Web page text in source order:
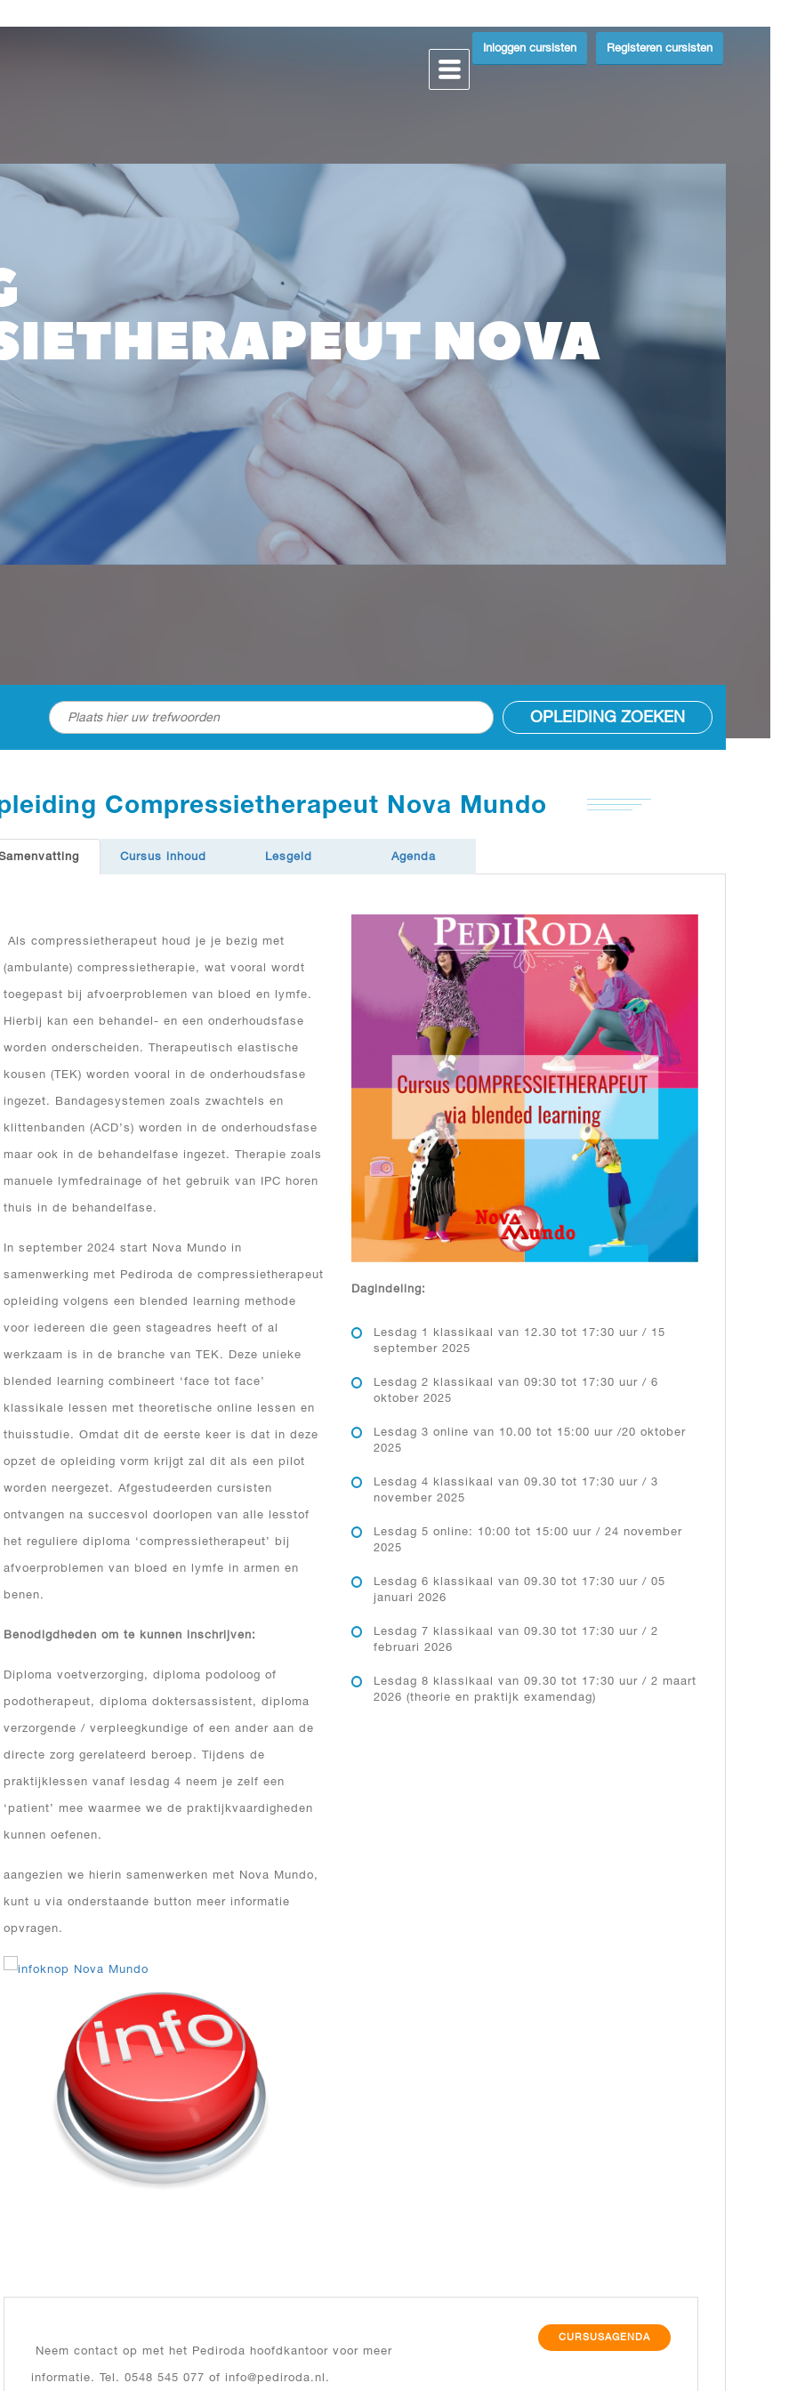
Inloggen cursisten Registeren cursisten
NOVA
OPLEIDING ZOEKEN
Compressietherapeut Nova Mundo
Cursus inhoud Lesgeld Agenda
Als compressietherapeut houd je je bezig met
(ambulante) compressietherapie, wat vooral wordt
toegepast bij afvoerproblemen van bloed en lymfe.
Hierbij kan een behandel- en een onderhoudsfase
worden onderscheiden. Therapeutisch elastische
kousen (TEK) worden vooral in de onderhoudsfase
ingezet. Bandagesystemen zoals zwachtels en
klittenbanden (ACD’s) worden in de onderhoudsfase
maar ook in de behandelfase ingezet. Therapie zoals
manuele lymfedrainage of het gebruik van IPC horen
thuis in de behandelfase.
In september 2024 start Nova Mundo in
samenwerking met Pediroda de compressietherapeut
opleiding volgens een blended learning methode
voor iedereen die geen stageadres heeft of al
werkzaam is in de branche van TEK. Deze unieke
blended learning combineert ‘face tot face’
klassikale lessen met theoretische online lessen en
thuisstudie. Omdat dit de eerste keer is dat in deze
opzet de opleiding vorm krijgt zal dit als een pilot
worden neergezet. Afgestudeerden cursisten
ontvangen na succesvol doorlopen van alle lesstof
het reguliere diploma ‘compressietherapeut’ bij
afvoerproblemen van bloed en lymfe in armen en
benen.
Benodigdheden om te kunnen inschrijven:
Diploma voetverzorging, diploma podoloog of
podotherapeut, diploma doktersassistent, diploma
verzorgende / verpleegkundige of een ander aan de
directe zorg gerelateerd beroep. Tijdens de
praktijklessen vanaf lesdag 4 neem je zelf een
‘patient’ mee waarmee we de praktijkvaardigheden
kunnen oefenen.
aangezien we hierin samenwerken met Nova Mundo,
kunt u via onderstaande button meer informatie
opvragen.
Dagindeling:
Lesdag 1 klassikaal van 12.30 tot 17:30 uur / 15
september 2025
Lesdag 2 klassikaal van 09:30 tot 17:30 uur / 6
oktober 2025
Lesdag 3 online van 10.00 tot 15:00 uur /20 oktober
2025
Lesdag 4 klassikaal van 09.30 tot 17:30 uur / 3
november 2025
Lesdag 5 online: 10:00 tot 15:00 uur / 24 november
2025
Lesdag 6 klassikaal van 09.30 tot 17:30 uur / 05
januari 2026
Lesdag 7 klassikaal van 09.30 tot 17:30 uur / 2
februari 2026
Lesdag 8 klassikaal van 09.30 tot 17:30 uur / 2 maart
2026 (theorie en praktijk examendag)
Neem contact op met het Pediroda hoofdkantoor voor meer
informatie. Tel. 0548 545 077 of info@pediroda.nl.
CURSUSAGENDA